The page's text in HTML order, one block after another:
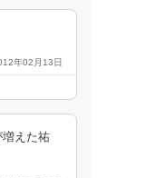
年02月13日
増えた祐